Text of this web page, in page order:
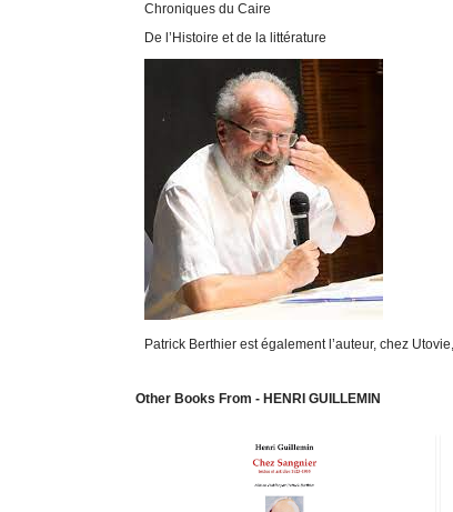
Chroniques du Caire
De l’Histoire et de la littérature
Patrick Berthier est également l’auteur, chez
Other Books From - HENRI GUILLEMIN